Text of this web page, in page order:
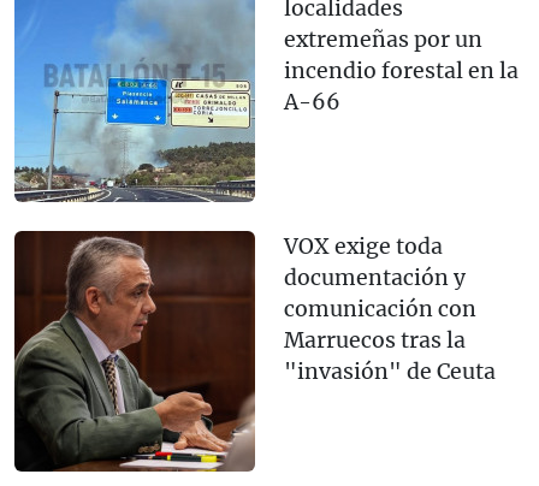
localidades
extremeñas por un
incendio forestal en la
A-66
VOX exige toda
documentación y
comunicación con
Marruecos tras la
"invasión" de Ceuta